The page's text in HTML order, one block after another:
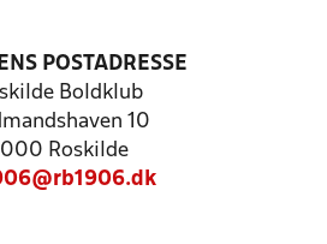
POSTADRESSE
Boldklub
10
Roskilde